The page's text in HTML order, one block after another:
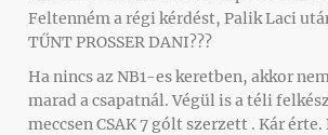
Feltenném a régi kérdést, Palik Laci
TŰNT PROSSER DANI???
Ha nincs az NB1-es keretben, akkor
marad a csapatnál. Végül is a téli
meccsen CSAK 7 gólt szerzett . Kár